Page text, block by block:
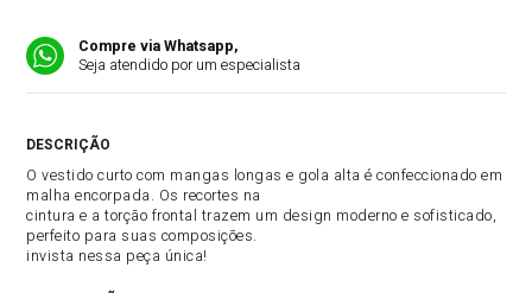
Compre via Whatsapp,
Seja atendido por um especialista
O vestido curto com mangas longas e gola alta é confeccionado em
malha encorpada. Os recortes na
cintura e a torção frontal trazem um design moderno e sofisticado,
perfeito para suas composições.
invista nessa peça única!